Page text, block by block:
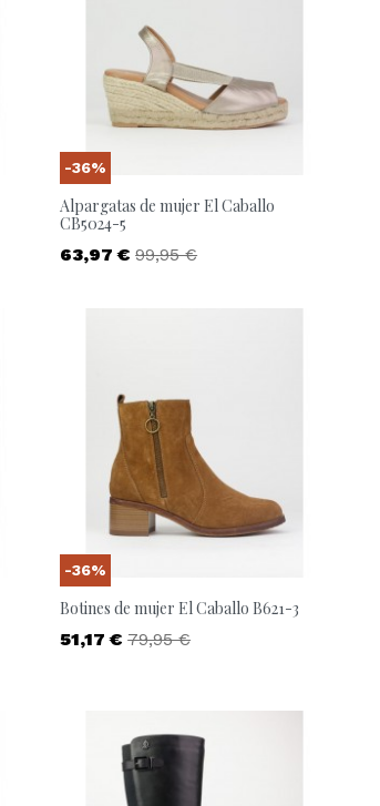
Paula Urban
Puma
SupergaAlpargatas de mujer El Caballo
CB5024-5
Precio
63,97 € Precio base
99,95 €
-36%
Botines de mujer El Caballo B621-3
Precio
51,17 € Precio base
79,95 €
-36%